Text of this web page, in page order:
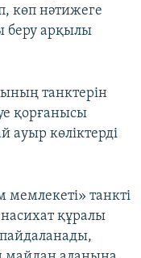
көп нәтижеге
беру арқылы
танктерін
қорғанысы
көліктерді
мемлекеті» танкті
насихат құралы